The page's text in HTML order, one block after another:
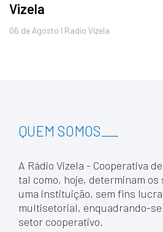
Vizela
06 de Agosto I Radio Vizela
QUEM SOMOS
A Rádio Vizela - Cooperativa
tal como, hoje, determinam
uma instituição, sem fins
multisetorial, enquadrando-
setor cooperativo.